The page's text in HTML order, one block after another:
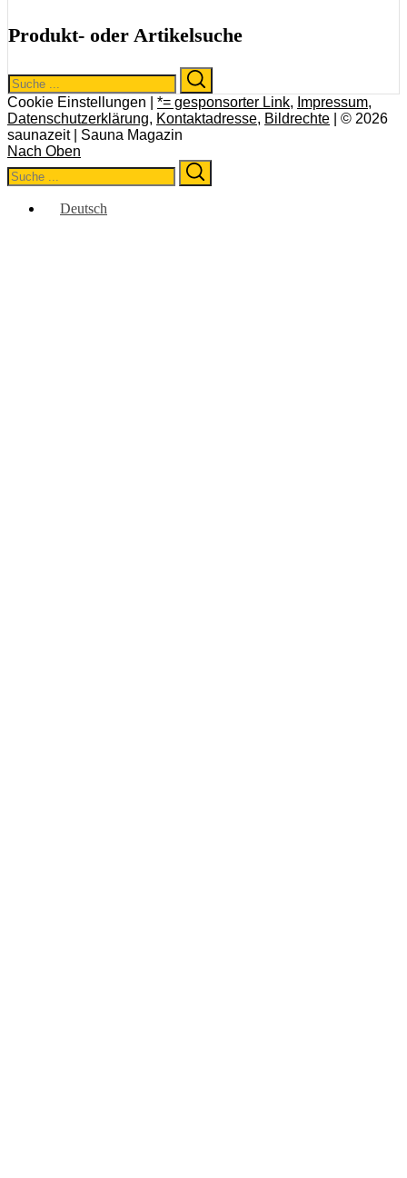
Produkt- oder Artikelsuche
Search
for:
Cookie Einstellungen | *= gesponsorter Link, Impressum,
Datenschutzerklärung, Kontaktadresse, Bildrechte | © 2026
saunazeit | Sauna Magazin
Nach Oben
Search
for:
Deutsch